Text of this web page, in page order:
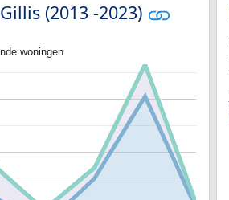
(2013 -2023)
woningen